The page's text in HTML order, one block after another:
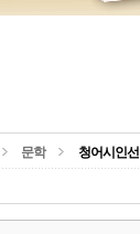
문학 청어시인선